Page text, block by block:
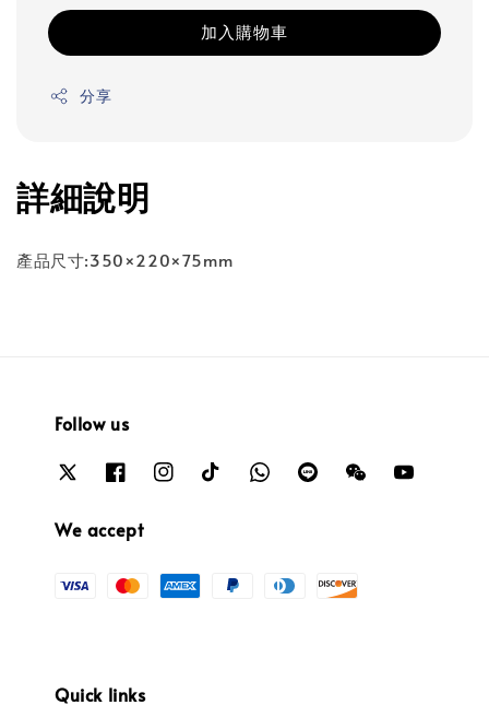
加入購物車
分享
詳細說明
產品尺寸:350×220×75mm
Follow us
We accept
Quick links